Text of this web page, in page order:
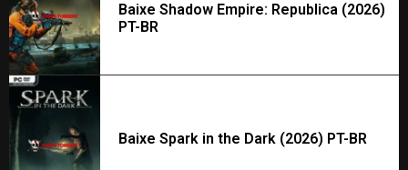
Baixe Shadow Empire: Republica (2026)
PT-BR
Baixe Spark in the Dark (2026) PT-BR